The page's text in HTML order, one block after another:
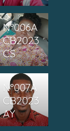
N°006A
CB2023
CS
N°007A
CB2023
AY